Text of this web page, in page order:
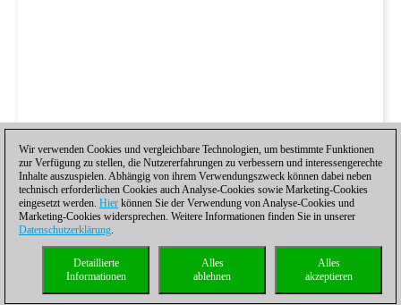
Wir verwenden Cookies und vergleichbare Technologien, um bestimmte Funktionen
zur Verfügung zu stellen, die Nutzererfahrungen zu verbessern und interessengerechte
Inhalte auszuspielen. Abhängig von ihrem Verwendungszweck können dabei neben
technisch erforderlichen Cookies auch Analyse-Cookies sowie Marketing-Cookies
eingesetzt werden. Hier können Sie der Verwendung von Analyse-Cookies und
Marketing-Cookies widersprechen. Weitere Informationen finden Sie in unserer
Datenschutzerklärung.
Alles
akzeptieren
Alles
ablehnen
Detaillierte
Informationen